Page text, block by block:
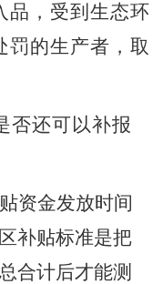
品，受到生态环
罚的生产者，取
否还可以补报
资金发放时间
区补贴标准是把
合计后才能测